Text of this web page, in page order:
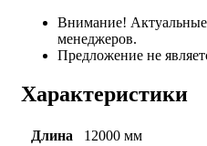
Внимание!
менеджеров.
Предложение не
Характеристики
Длина
12000 мм